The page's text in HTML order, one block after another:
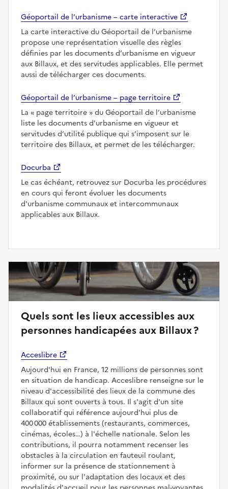
Géoportail de l’urbanisme – carte interactive
La carte interactive du Géoportail de l’urbanisme
propose une représentation visuelle des règles
définies par les documents d’urbanisme en vigueur
aux Billaux, et des servitudes applicables. Elle permet
aussi de télécharger ces documents.
Géoportail de l’urbanisme – page territoire
La
page territoire
du Géoportail de l’urbanisme
liste les documents d’urbanisme en vigueur et
servitudes d’utilité publique qui s’imposent sur le
territoire des Billaux, et permet de les télécharger.
Docurba
Le cas échéant, retrouvez sur Docurba les procédures
en cours qui feront évoluer les documents
d'urbanisme communaux et intercommunaux
applicables aux Billaux.
Quels sont les lieux accessibles aux
personnes handicapées aux Billaux ?
Acceslibre
Aujourd'hui en France, 12 millions de personnes sont
en situation de handicap. Acceslibre renseigne sur le
niveau d'accessibilité des lieux de la commune des
Billaux qui sont ouverts à tous. Il s'agit d'un site
collaboratif qui référence aujourd'hui plus de
400 000 établissements (restaurants, commerces,
cinémas, écoles…) à l'échelle nationale. Selon les
contributions, il pourra notamment recenser les
obstacles à la circulation en fauteuil roulant,
informer sur la présence de stationnement à
proximité, ou sur l'adaptation des locaux et des